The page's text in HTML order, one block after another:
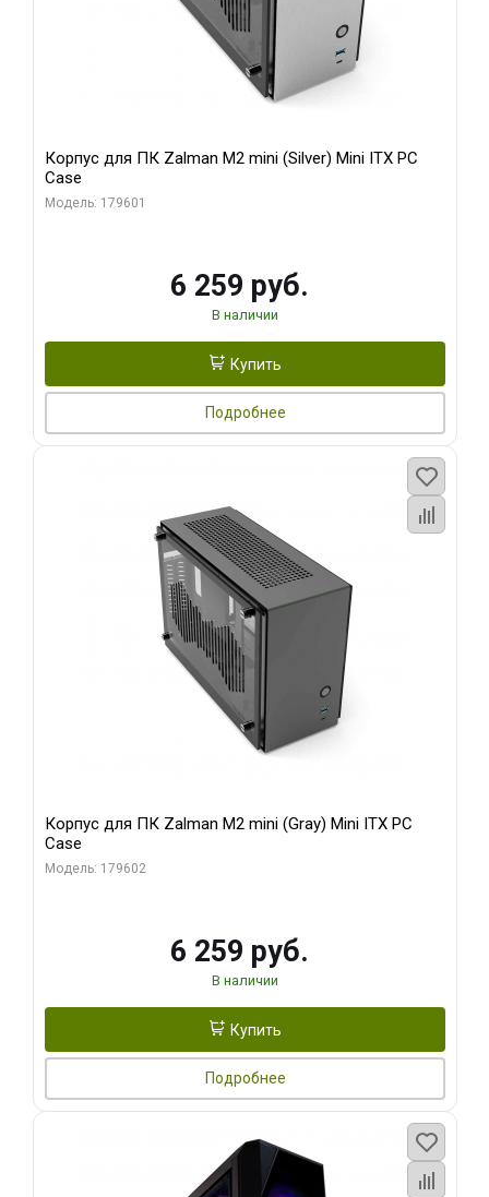
Корпус для ПК Zalman M2 mini (Silver) Mini ITX PC
Case
Модель: 179601
6 259 руб.
В наличии
Купить
Подробнее
Корпус для ПК Zalman M2 mini (Gray) Mini ITX PC
Case
Модель: 179602
6 259 руб.
В наличии
Купить
Подробнее